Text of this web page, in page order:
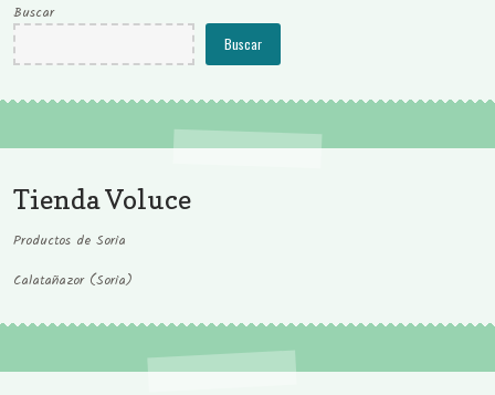
Buscar
Buscar
Tienda Voluce
Productos de Soria
Calatañazor (Soria)